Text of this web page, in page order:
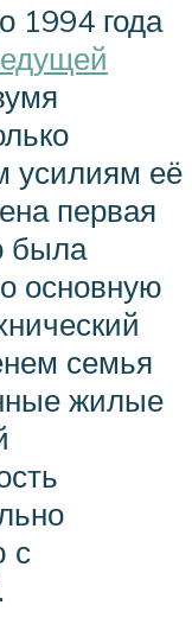
1994 года
усилиям её
первая
была
основную
семья
жилые
с